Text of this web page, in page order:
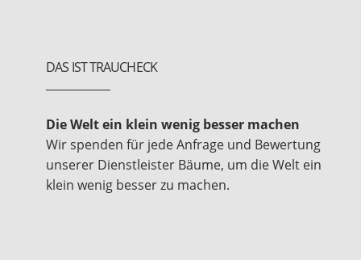
DAS IST TRAUCHECK
Die Welt ein klein wenig besser machen
Wir spenden für jede Anfrage und Bewertung
unserer Dienstleister Bäume, um die Welt ein
klein wenig besser zu machen.